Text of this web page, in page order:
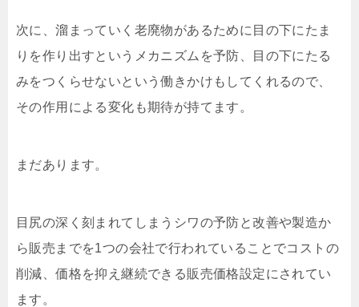
次に、溜まっていく老廃物があるために目の下にたま
りを作り出すというメカニズムを予防、目の下にたる
みをつくらせないという働きかけもしてくれるので、
その作用による変化も期待が持てます。
まだあります。
目尻の深く刻まれてしまうシワの予防と改善や製造か
ら販売までを1つの会社で行われていることでコストの
削減、価格を抑え継続できる販売価格設定にされてい
ます。